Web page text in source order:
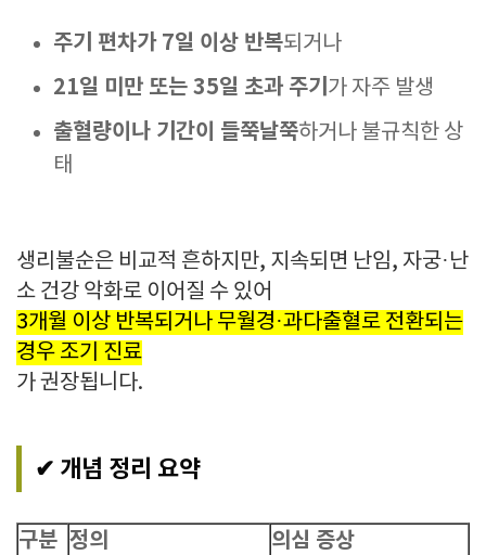
주기 편차가 7일 이상 반복되거나
21일 미만 또는 35일 초과 주기 가 자주 발생
출혈량이나 기간이 들쭉날쭉하거나 불규칙한 상
태
생리불순은 비교적 흔하지만, 지속되면 난임, 자궁·난
소 건강 악화로 이어질 수 있어
3개월 이상 반복되거나 무월경·과다출혈로 전환되는
경우 조기 진료
가 권장됩니다.
✔ 개념 정리 요약
구분 정의
의심 증상